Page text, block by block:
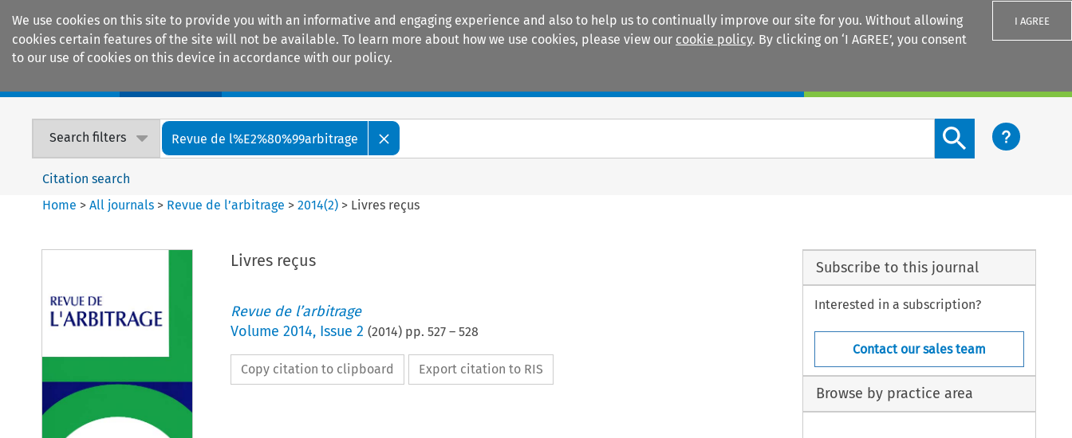
We use cookies on this site to provide you with an informative and engaging experience and also to help us to continually improve our site for you. Without allowing
cookies certain features of the site will not be available. To learn more about how we use cookies, please view our cookie policy. By clicking on ‘I AGREE’, you consent
to our use of cookies on this device in accordance with our policy.
I AGREE
Search filters Revue de l%E2%80%99arbitrage
Search content button
Citation search
Home >All journals > Revue de l’arbitrage >2014(2) > Livres reçus
Livres reçus
Revue de l’arbitrage
Volume 2014, Issue 2 (2014) pp. 527– 528
Copy citation to clipboard Export citation to RIS
Subscribe to this journal
Interested in a subscription?
Contact our sales team
Browse by practice area